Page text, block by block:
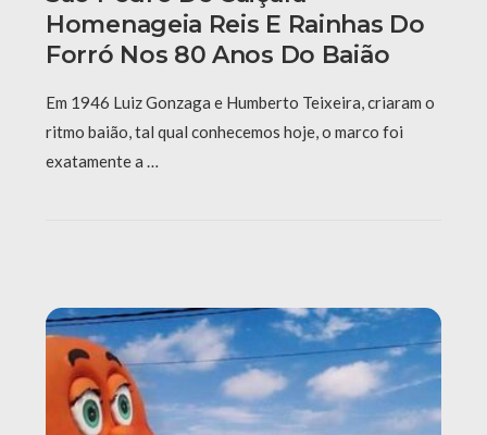
Homenageia Reis E Rainhas Do
Forró Nos 80 Anos Do Baião
Em 1946 Luiz Gonzaga e Humberto Teixeira, criaram o
ritmo baião, tal qual conhecemos hoje, o marco foi
exatamente a …